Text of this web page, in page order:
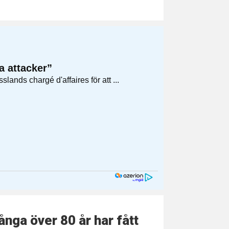
över 80 år har fått